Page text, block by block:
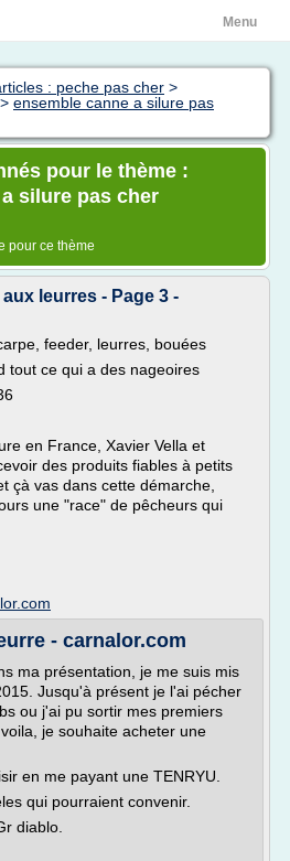
Menu
: peche pas cher >
> ensemble canne a silure pas
pour le thème :
silure pas cher
pour ce thème
leurres - Page 3 -
feeder, leurres, bouées
tout ce qui a des nageoires
en France, Xavier Vella et
des produits fiables à petits
çà vas dans cette démarche,
une "race" de pêcheurs qui
- carnalor.com
ma présentation, je me suis mis
Jusqu'à présent je l'ai pécher
ou j'ai pu sortir mes premiers
je souhaite acheter une
en me payant une TENRYU.
qui pourraient convenir.
diablo.